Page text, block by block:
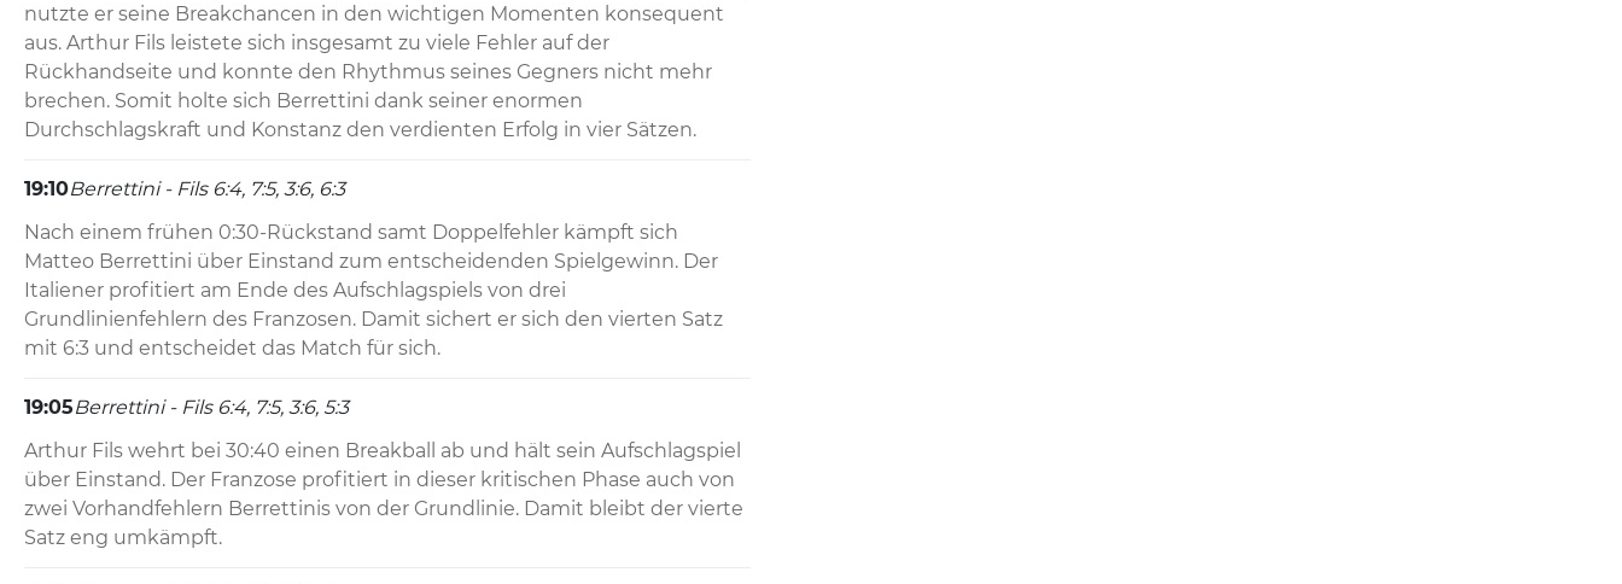
nutzte er seine Breakchancen in den wichtigen Momenten konsequent
aus. Arthur Fils leistete sich insgesamt zu viele Fehler auf der
Rückhandseite und konnte den Rhythmus seines Gegners nicht mehr
brechen. Somit holte sich Berrettini dank seiner enormen
Durchschlagskraft und Konstanz den verdienten Erfolg in vier Sätzen.
19:10Berrettini - Fils 6:4, 7:5, 3:6, 6:3
Nach einem frühen 0:30-Rückstand samt Doppelfehler kämpft sich
Matteo Berrettini über Einstand zum entscheidenden Spielgewinn. Der
Italiener profitiert am Ende des Aufschlagspiels von drei
Grundlinienfehlern des Franzosen. Damit sichert er sich den vierten Satz
mit 6:3 und entscheidet das Match für sich.
19:05Berrettini - Fils 6:4, 7:5, 3:6, 5:3
Arthur Fils wehrt bei 30:40 einen Breakball ab und hält sein Aufschlagspiel
über Einstand. Der Franzose profitiert in dieser kritischen Phase auch von
zwei Vorhandfehlern Berrettinis von der Grundlinie. Damit bleibt der vierte
Satz eng umkämpft.